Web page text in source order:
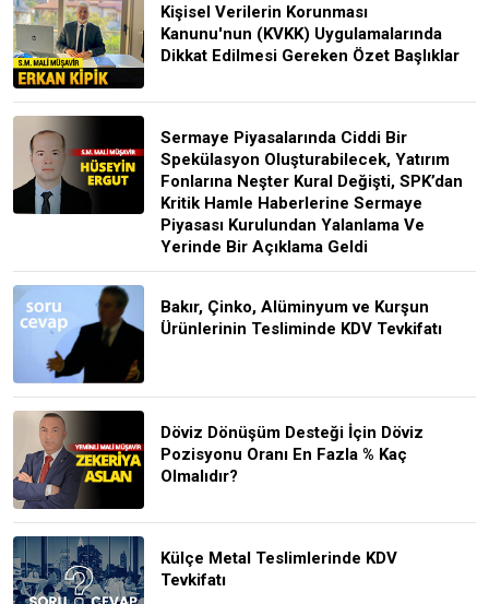
Kişisel Verilerin Korunması
Kanunu'nun (KVKK) Uygulamalarında
Dikkat Edilmesi Gereken Özet Başlıklar
Sermaye Piyasalarında Ciddi Bir
Spekülasyon Oluşturabilecek, Yatırım
Fonlarına Neşter Kural Değişti, SPK’dan
Kritik Hamle Haberlerine Sermaye
Piyasası Kurulundan Yalanlama Ve
Yerinde Bir Açıklama Geldi
Bakır, Çinko, Alüminyum ve Kurşun
Ürünlerinin Tesliminde KDV Tevkifatı
Döviz Dönüşüm Desteği İçin Döviz
Pozisyonu Oranı En Fazla % Kaç
Olmalıdır?
Külçe Metal Teslimlerinde KDV
Tevkifatı